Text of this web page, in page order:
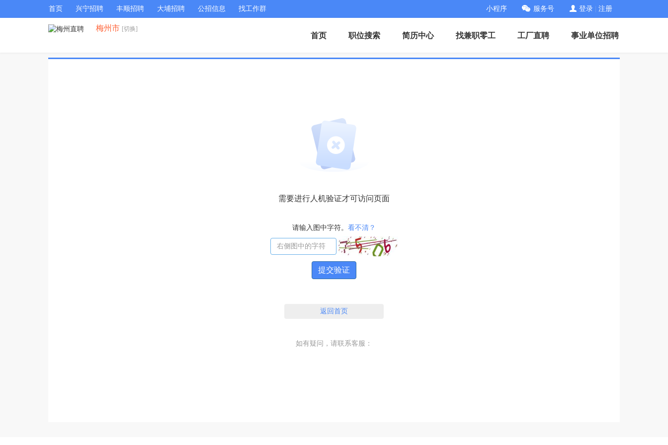
首页 兴宁招聘 丰顺招聘 大埔招聘 公招信息 找工作群 小程序 服务号 登录 注册
梅州市 [切换]
首页 职位搜索 简历中心 找兼职零工 工厂直聘 事业单位招聘
需要进行人机验证才可访问页面
请输入图中字符。 看不清？
提交验证
返回首页
如有疑问，请联系客服：